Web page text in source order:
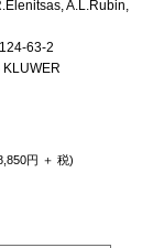
A.L.Rubin,
63-2
KLUWER
円 ＋ 税)